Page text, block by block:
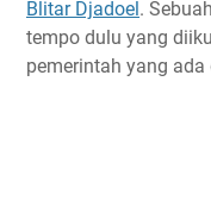
Blitar Djadoel .
tempo dulu yang
pemerintah yang ada